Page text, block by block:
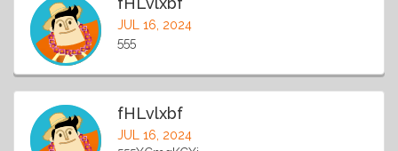
JUL 16, 2024
555
fHLvlxbf
JUL 16, 2024